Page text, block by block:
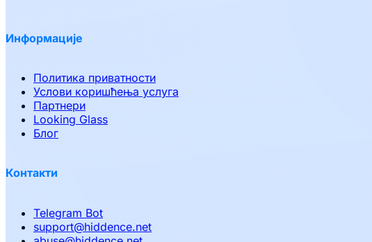
Информације
Политика приватности
Услови коришћења услуга
Партнери
Looking Glass
Блог
Контакти
Telegram Bot
support@hiddence.net